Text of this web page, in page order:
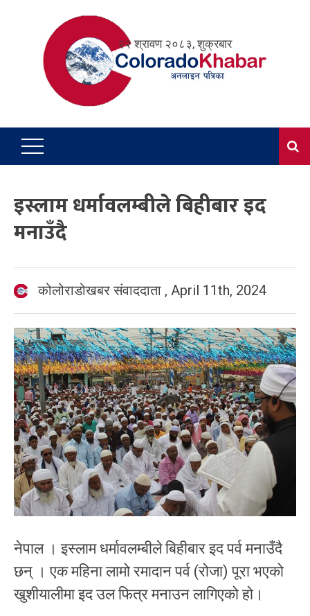
२२ श्रावण २०८३, शुक्रबार
इस्लाम धर्मावलम्बीले बिहीबार इद
मनाउँदै
कोलोराडोखबर संवाददाता , April 11th, 2024
नेपाल । इस्लाम धर्मावलम्बीले बिहीबार इद पर्व मनाउँदै
छन् । एक महिना लामो रमादान पर्व (रोजा) पूरा भएको
खुशीयालीमा इद उल फित्र मनाउन लागिएको हो।